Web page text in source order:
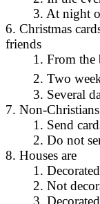
3. At night of
6. Christmas
friends
1. From the
2. Two weeks
3. Several
7. Non-Christians
1. Send
2. Do not
8. Houses are
1. Decorated
2. Not
3. Decorated